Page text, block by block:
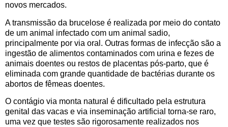
novos mercados.
A transmissão da brucelose é realizada por meio do contato
de um animal infectado com um animal sadio,
principalmente por via oral. Outras formas de infecção são a
ingestão de alimentos contaminados com urina e fezes de
animais doentes ou restos de placentas pós-parto, que é
eliminada com grande quantidade de bactérias durante os
abortos de fêmeas doentes.
O contágio via monta natural é dificultado pela estrutura
genital das vacas e via inseminação artificial torna-se raro,
uma vez que testes são rigorosamente realizados nos